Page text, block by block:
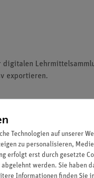
digitalen
exportieren.
Ihrer digitalen
einen Klick. Der
Technologien auf unserer
zu personalisieren,
erfolgt erst durch gesetzte
werden. Sie haben
Informationen finden Sie